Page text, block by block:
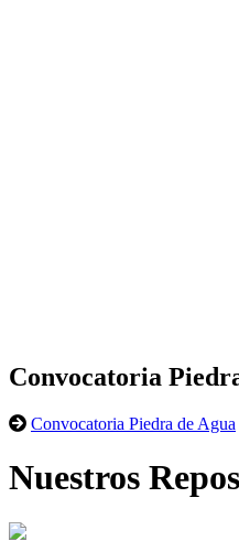
Convocatoria
Convocatoria Piedra de Agua
Nuestros